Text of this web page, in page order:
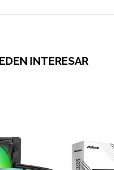
INTERESAR